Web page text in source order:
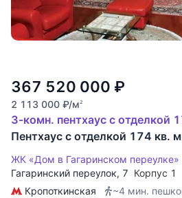
367 520 000 ₽
2 113 000 ₽/м2
3-комн. пентхаус с отделкой
Пентхаус с отделкой 174 кв.
ЖК «Дом в Гагаринском переулке»
Гагаринский переулок, 7 Корпус 1
Кропоткинская
~4 мин.